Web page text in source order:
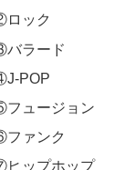
ック
ラード
POP
ュージョン
ァンク
ップホップ